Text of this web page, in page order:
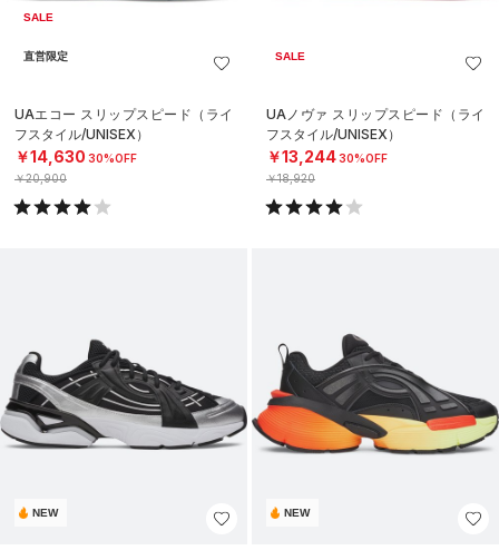
SALE
直営限定
UAエコー スリップスピード（ライ
フスタイル/UNISEX）
￥14,630 30%OFF
￥20,900
SALE
UAノヴァ スリップスピード（ライ
フスタイル/UNISEX）
￥13,24430%OFF
￥18,920
NEW NEW